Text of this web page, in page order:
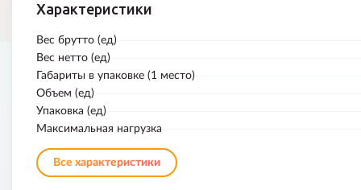
Характеристики
Вес брутто (ед)
Вес нетто (ед)
Габариты в упаковке (1 место)
Объем (ед)
Упаковка (ед)
Максимальная нагрузка
Все характеристики